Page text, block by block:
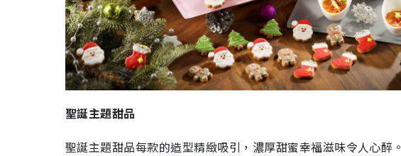
聖誕主題甜品
聖誕主題甜品每款的造型精緻吸引，濃厚甜蜜幸福滋味令人心醉。